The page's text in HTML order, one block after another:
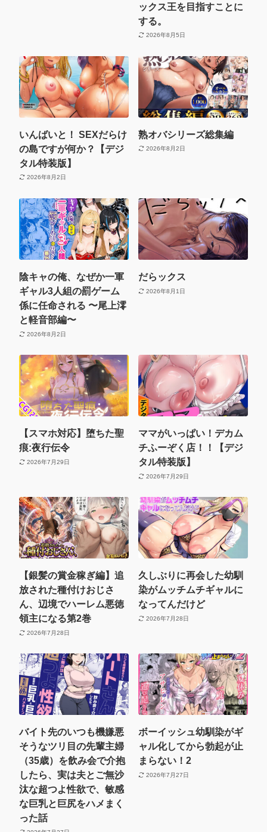
ックス王を目指すことに
する。
2026年8月5日
いんばいと！ SEXだらけ
の島ですが何か？【デジ
タル特装版】
2026年8月2日
熟オバシリーズ総集編
2026年8月2日
陰キャの俺、なぜか一軍
ギャル3人組の罰ゲーム
係に任命される 〜尾上澪
と軽音部編〜
2026年8月2日
だらックス
2026年8月1日
【スマホ対応】堕ちた聖
痕:夜行伝令
2026年7月29日
ママがいっぱい！デカム
チふーぞく店！！【デジ
タル特装版】
2026年7月29日
【銀髪の賞金稼ぎ編】追
放された種付けおじさ
ん、辺境でハーレム悪徳
領主になる第2巻
2026年7月28日
久しぶりに再会した幼馴
染がムッチムチギャルに
なってんだけど
2026年7月28日
バイト先のいつも機嫌悪
そうなツリ目の先輩主婦
（35歳）を飲み会で介抱
したら、実は夫とご無沙
汰な超つよ性欲で、敏感
な巨乳と巨尻をハメまく
った話
ボーイッシュ幼馴染がギ
ャル化してから勃起が止
まらない！2
2026年7月27日